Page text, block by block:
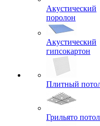
Акустический
поролон
Акустический
гипсокартон
Плитный
Грильято